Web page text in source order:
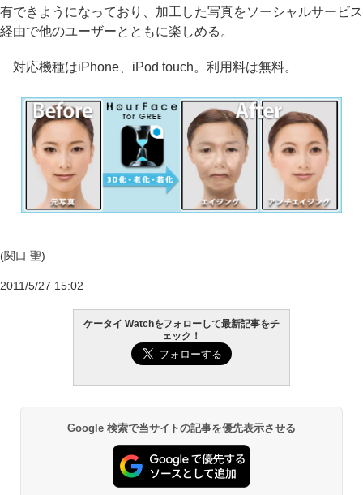
有できようになっており、加工した写真をソーシャルサービス
経由で他のユーザーとともに楽しめる。
対応機種はiPhone、iPod touch。利用料は無料。
(関口 聖)
2011/5/27 15:02
ケータイ Watchをフォローして最新記事をチ
ェック！
Google 検索で当サイトの記事を優先表示させる